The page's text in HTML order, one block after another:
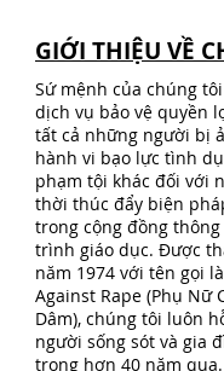
GIỚI THIỆU VỀ
Sứ mệnh của chúng
dịch vụ bảo vệ quyền
tất cả những người bị
hành vi bạo lực tình
phạm tội khác đối với
thời thúc đẩy biện
trong cộng đồng
trình giáo dục. Được
năm 1974 với tên gọi
Against Rape (Phụ Nữ
Dâm), chúng tôi luôn
người sống sót và gia
trong hơn 40 năm